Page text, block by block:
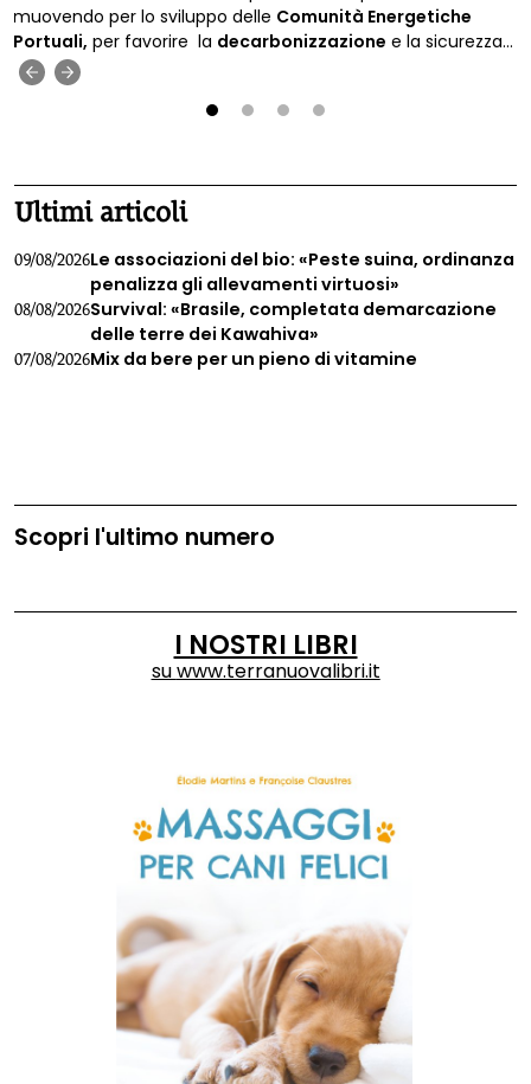
muovendo per lo sviluppo delle Comunità Energetiche
Portuali, per favorire la decarbonizzazione e la sicurezza
energetica.
Ultimi articoli
09/08/2026Le associazioni del bio: «Peste suina, ordinanza
penalizza gli allevamenti virtuosi»
08/08/2026Survival: «Brasile, completata demarcazione
delle terre dei Kawahiva»
07/08/2026Mix da bere per un pieno di vitamine
Scopri l'ultimo numero
I NOSTRI LIBRI
suwww.terranuovalibri.it